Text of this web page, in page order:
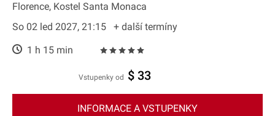
Florence, Kostel Santa Monaca
So 02 led 2027, 21:15
+ další termíny
1 h 15 min
Vstupenky od $ 33
INFORMACE A VSTUPENKY